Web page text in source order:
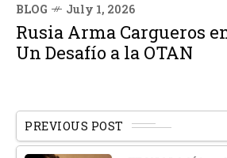
BLOG July 1, 2026
Rusia Arma Cargueros
Un Desafío a la OTAN
PREVIOUS POST